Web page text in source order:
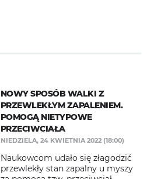
NOWY SPOSÓB WALKI Z
PRZEWLEKŁYM ZAPALENIEM.
POMOGĄ NIETYPOWE
PRZECIWCIAŁA
NIEDZIELA, 24 KWIETNIA 2022 (18:00)
Naukowcom udało się złagodzić
przewlekły stan zapalny u myszy